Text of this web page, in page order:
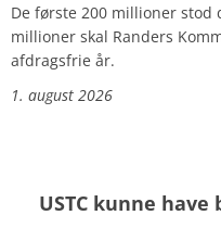
De første 200 millioner stod
millioner skal Randers
afdragsfrie år.
1. august 2026
USTC kunne